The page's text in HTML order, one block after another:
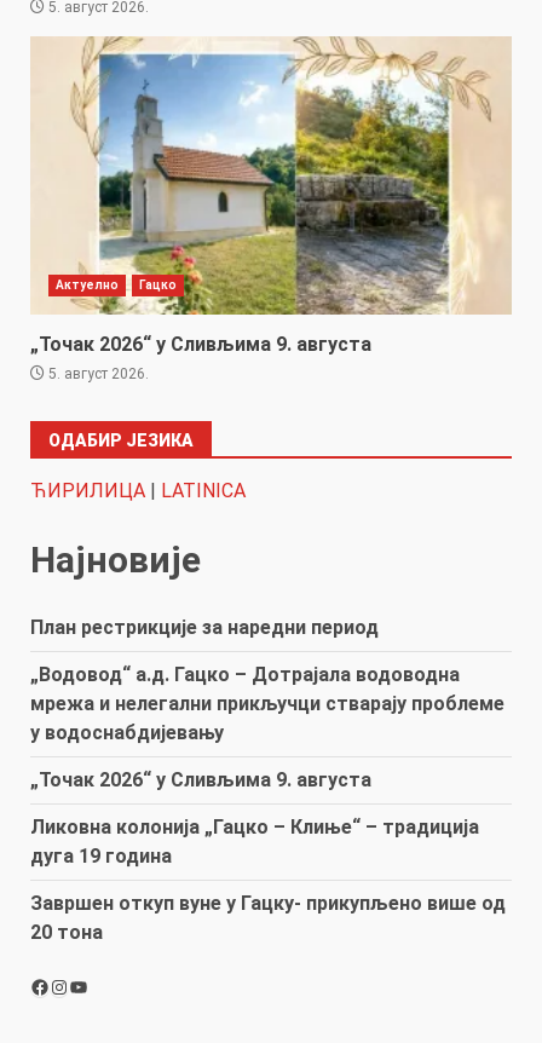
5. август 2026.
Актуелно Гацко
„Точак 2026“ у Сливљима 9. августа
5. август 2026.
ОДАБИР ЈЕЗИКА
ЋИРИЛИЦА | LATINICA
Најновије
План рестрикције за наредни период
„Водовод“ а.д. Гацко – Дотрајала водоводна
мрежа и нелегални прикључци стварају проблеме
у водоснабдијевању
„Точак 2026“ у Сливљима 9. августа
Ликовна колонија „Гацко – Клиње“ – традиција
дуга 19 година
Завршен откуп вуне у Гацку- прикупљено више од
20 тона
Facebook
Instagram
YouTube